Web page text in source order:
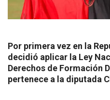
Por primera vez en la
decidió aplicar la Ley
Derechos de Formación
pertenece a la diputada